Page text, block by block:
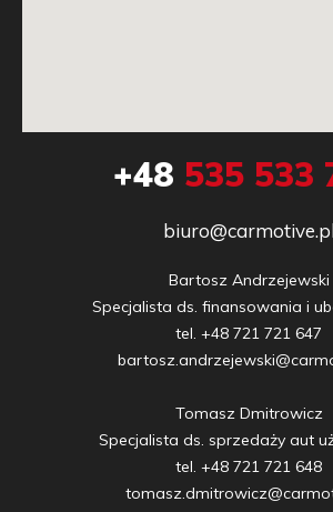
+48 535 533
Bartosz Andrzejewski
Specjalista ds. finansowania i
tel. +48 721 721 647
Tomasz Dmitrowicz
Specjalista ds. sprzedaży aut
tel. +48 721 721 648